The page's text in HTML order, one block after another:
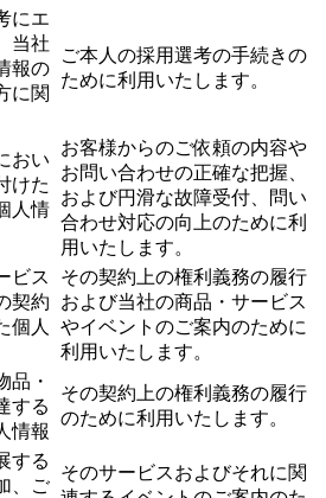
にエ
当社
報の
に関
ご本人の採用選考の手続きの
ために利用いたします。
おい
けた
人情
お客様からのご依頼の内容や
お問い合わせの正確な把握、
および円滑な故障受付、問い
合わせ対応の向上のために利
用いたします。
ビス
契約
個人
その契約上の権利義務の履行
および当社の商品・サービス
やイベントのご案内のために
利用いたします。
品・
する
情報
その契約上の権利義務の履行
のために利用いたします。
する
、ご
そのサービスおよびそれに関